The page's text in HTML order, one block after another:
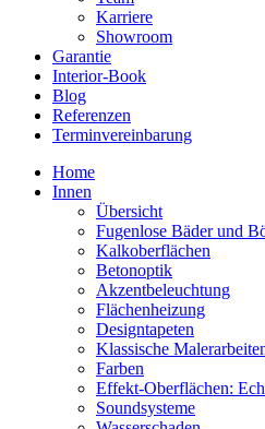
Karriere
Showroom
Garantie
Interior-Book
Blog
Referenzen
Terminvereinbarung
Home
Innen
Übersicht
Fugenlose Bäder und
Kalkoberflächen
Betonoptik
Akzentbeleuchtung
Flächenheizung
Designtapeten
Klassische
Farben
Effekt-Oberflächen:
Soundsysteme